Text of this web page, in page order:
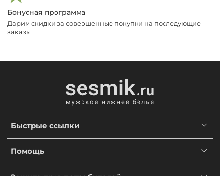
Бонусная программа
Дарим скидки за совершенные покупки на последующие
заказы
Быстрые ссылки
Помощь